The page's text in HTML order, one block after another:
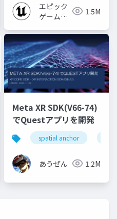
エピック
ゲームズ
1.5M
ue-rendering
Meta XR SDK(V66-74)
でQuestアプリを開発
spatial anchor
あうぜん 1.2M